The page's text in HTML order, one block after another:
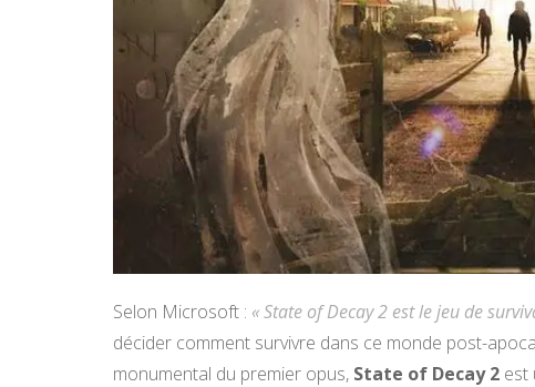
Selon Microsoft : « State of Decay 2 est le jeu de
décider comment survivre dans ce monde post-
monumental du premier opus, State of Decay 2 est